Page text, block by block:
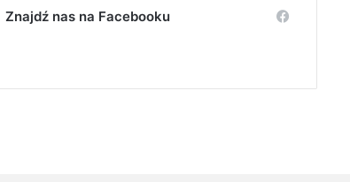
Znajdź nas na Facebooku